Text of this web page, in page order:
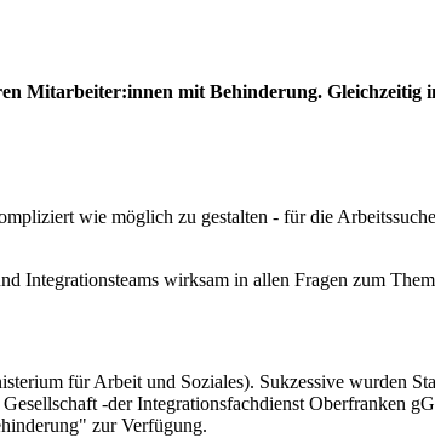
Mitarbeiter:innen mit Behinderung.
wie möglich zu gestalten - für die
Integrationsteams wirksam in allen Fragen zum
für Arbeit und Soziales). Sukzessive wurden
-der Integrationsfachdienst Oberfranken
zur Verfügung.